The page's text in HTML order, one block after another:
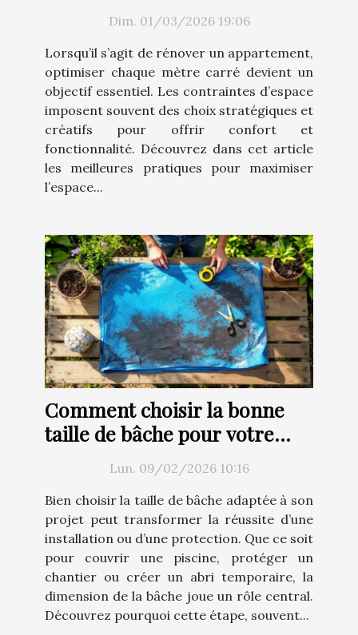
Dim. 01/03/2026 19:06
Lorsqu’il s’agit de rénover un appartement,
optimiser chaque mètre carré devient un
objectif essentiel. Les contraintes d’espace
imposent souvent des choix stratégiques et
créatifs pour offrir confort et
fonctionnalité. Découvrez dans cet article
les meilleures pratiques pour maximiser
l’espace...
Comment choisir la bonne
taille de bâche pour votre
projet ?Lun. 09/02/2026 10:16
Bien choisir la taille de bâche adaptée à son
projet peut transformer la réussite d’une
installation ou d’une protection. Que ce soit
pour couvrir une piscine, protéger un
chantier ou créer un abri temporaire, la
dimension de la bâche joue un rôle central.
Découvrez pourquoi cette étape, souvent...